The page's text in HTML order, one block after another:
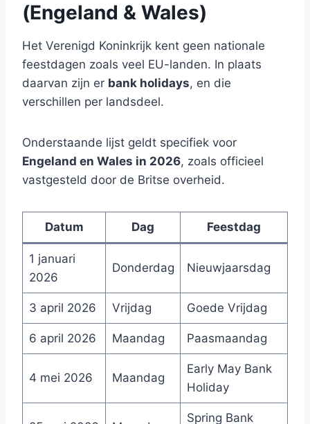
(Engeland & Wales)
Het Verenigd Koninkrijk kent geen nationale
feestdagen zoals veel EU-landen. In plaats
daarvan zijn er bank holidays, en die
verschillen per landsdeel.
Onderstaande lijst geldt specifiek voor
Engeland en Wales in 2026, zoals officieel
vastgesteld door de Britse overheid.
Datum Dag Feestdag
1 januari
2026
Donderdag Nieuwjaarsdag
3 april 2026 Vrijdag Goede Vrijdag
6 april 2026 Maandag Paasmaandag
4 mei 2026 Maandag
Early May Bank
Holiday
Spring Bank